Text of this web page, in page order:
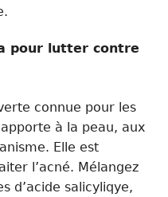
pour lutter contre
connue pour les
à la peau, aux
Elle est
l’acné. Mélangez
d’acide salicyliqye,